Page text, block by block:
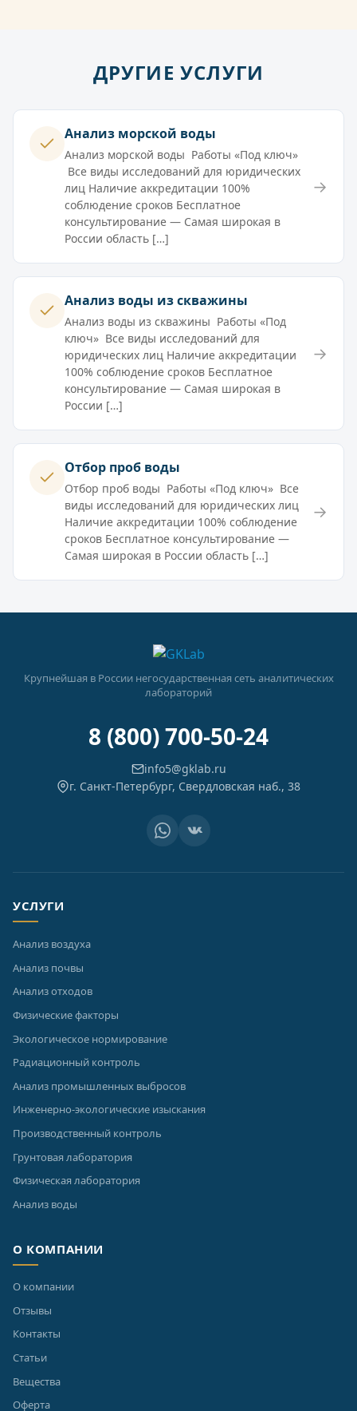
ДРУГИЕ УСЛУГИ
Анализ морской воды
Анализ морской воды Работы «Под ключ»
Все виды исследований для юридических
лиц Наличие аккредитации 100%
соблюдение сроков Бесплатное
консультирование — Самая широкая в
России область […]
→
Анализ воды из скважины
Анализ воды из скважины Работы «Под
ключ» Все виды исследований для
юридических лиц Наличие аккредитации
100% соблюдение сроков Бесплатное
консультирование — Самая широкая в
России […]
→
Отбор проб воды
Отбор проб воды Работы «Под ключ» Все
виды исследований для юридических лиц
Наличие аккредитации 100% соблюдение
сроков Бесплатное консультирование —
Самая широкая в России область […]
→
Крупнейшая в России негосударственная сеть аналитических
лабораторий
8 (800) 700-50-24
info5@gklab.ru
г. Санкт-Петербург, Свердловская наб., 38
УСЛУГИ
Анализ воздуха
Анализ почвы
Анализ отходов
Физические факторы
Экологическое нормирование
Радиационный контроль
Анализ промышленных выбросов
Инженерно-экологические изыскания
Производственный контроль
Грунтовая лаборатория
Физическая лаборатория
Анализ воды
О КОМПАНИИ
О компании
Отзывы
Контакты
Статьи
Вещества
Оферта